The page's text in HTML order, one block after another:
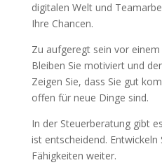
digitalen Welt und
Ihre Chancen.
Zu aufgeregt sein vor
Bleiben Sie motiviert und
Zeigen Sie, dass Sie gut
offen für neue Dinge sind.
In der Steuerberatung gibt
ist entscheidend. Entwickeln
Fähigkeiten weiter.